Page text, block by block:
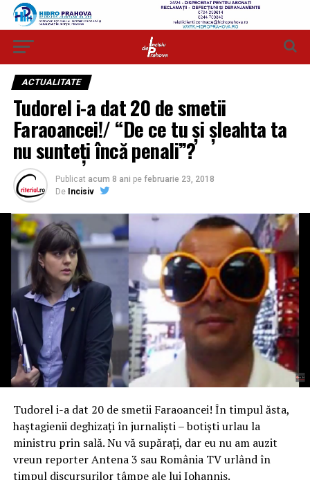
ACTUALITATE
Tudorel i-a dat 20 de smetii
Faraoancei!/ “De ce tu și șleahta ta
nu sunteți încă penali”?
Publicat acum 8 ani pe februarie 23, 2018
De Incisiv
Tudorel i-a dat 20 de smetii Faraoancei! În timpul ăsta,
haştagienii deghizaţi în jurnalişti – botişti urlau la
ministru prin sală. Nu vă supăraţi, dar eu nu am auzit
vreun reporter Antena 3 sau România TV urlând în
timpul discursurilor tâmpe ale lui Iohannis.